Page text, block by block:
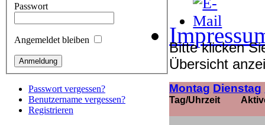
Bitte klicken
Übersicht
Montag Dienstag
Tag/Uhrzeit
Passwort
Angemeldet bleiben
Passwort vergessen?
Benutzername vergessen?
Registrieren